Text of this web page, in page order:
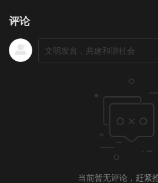
第20210207期
第20210418期
第20210509期
评论
当前暂无评论，赶紧